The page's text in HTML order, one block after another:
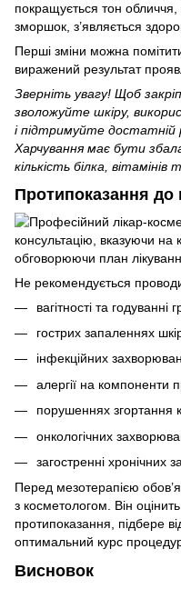
покращується тон
зморшок, з’являється
Перші зміни можна
виражений результат
Зверніть увагу! Щоб
зволожуйте шкіру,
і підтримуйте достатній
Харчування має бути
кількість білка, вітамінів
Протипоказання до
Не рекомендується
вагітності та годуванні
гострих запаленнях
інфекційних
алергії на компоненти
порушеннях згортання
онкологічних
загостренні хронічних
Перед мезотерапією
з косметологом. Він
протипоказання, підбере
оптимальний курс
Висновок